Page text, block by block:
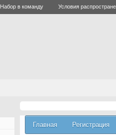
Набор в команду Условия
Главная Регистрация